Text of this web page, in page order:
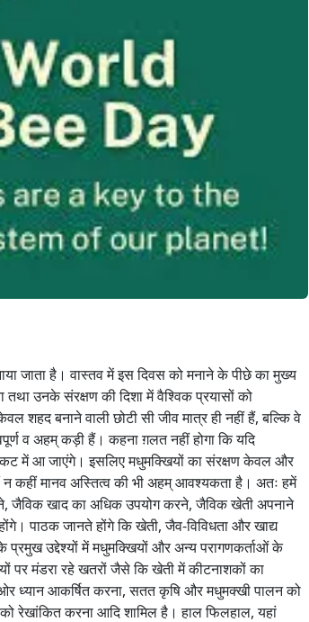
जाता है। वास्तव में इस दिवस को मनाने के पीछे का मुख्य
उनके संरक्षण की दिशा में वैश्विक प्रयासों को
शहद बनाने वाली छोटी सी जीव मात्र ही नहीं हैं, बल्कि वे
व अहम् कड़ी हैं। कहना ग़लत नहीं होगा कि यदि
में आ जाएंगे। इसलिए मधुमक्खियों का संरक्षण केवल और
न कहीं मानव अस्तित्व की भी अहम् आवश्यकता है। अतः हमें
जैविक खाद का अधिक उपयोग करने, जैविक खेती अपनाने
पाठक जानते होंगे कि खेती, जैव-विविधता और खाद्य
प्रमुख उद्देश्यों में मधुमक्खियों और अन्य परागणकर्ताओं के
पर मंडरा रहे खतरों जैसे कि खेती में कीटनाशकों का
ध्यान आकर्षित करना, सतत कृषि और मधुमक्खी पालन को
रेखांकित करना आदि शामिल है। हाल फिलहाल, यहां